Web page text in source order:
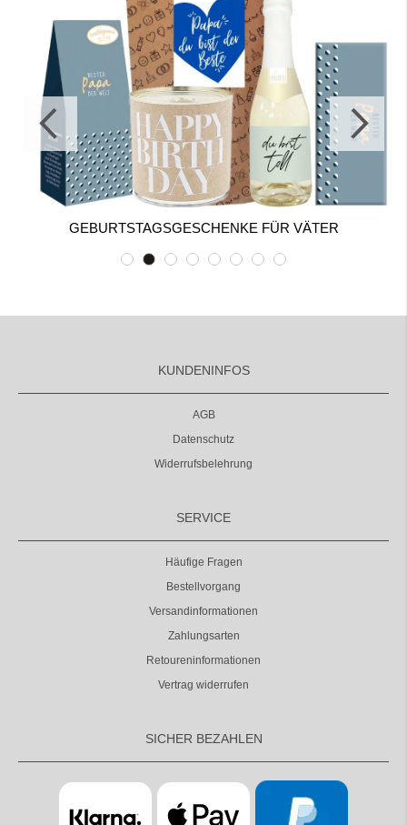
GEBURTSTAGSGESCHENKE FÜR VÄTER
KUNDENINFOS
AGB
Datenschutz
Widerrufsbelehrung
SERVICE
Häufige Fragen
Bestellvorgang
Versandinformationen
Zahlungsarten
Retoureninformationen
Vertrag widerrufen
SICHER BEZAHLEN